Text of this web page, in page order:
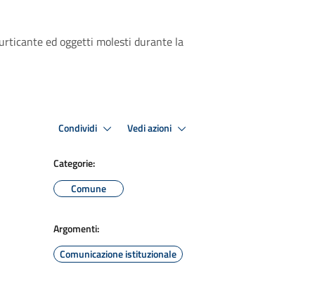
ed oggetti molesti durante la
Condividi Vedi azioni
Categorie:
Comune
Argomenti:
Comunicazione istituzionale